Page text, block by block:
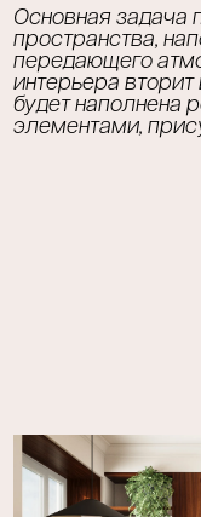
Основная задача
пространства,
передающего
интерьера
будет наполнена
элементами,